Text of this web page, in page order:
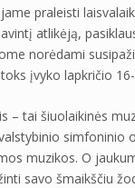
praleisti
atlikėją,
norėdami
įvyko lapkričio
– tai šiuolaikinės
muzikos. O
savo šmaikščiu